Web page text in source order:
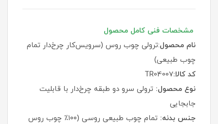
مشخصات فنی کامل محصول
نام محصول:ترولی چوب روس (سرویس‌کار چرخ‌دار تمام
چوب طبیعی)
کد کالا:TR04007
نوع محصول: ترولی سرو دو طبقه چرخ‌دار با قابلیت
جابجایی
جنس بدنه:
تمام چوب طبیعی روسی (۱۰۰٪ چوب روس